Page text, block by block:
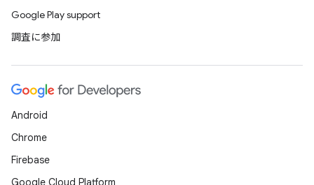
Google Play support
調査に参加
Android
Chrome
Firebase
Google Cloud Platform